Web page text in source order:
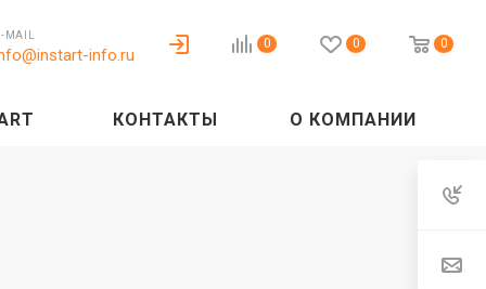
MAIL
info.ru
0 0 0
КОНТАКТЫ О КОМПАНИИ